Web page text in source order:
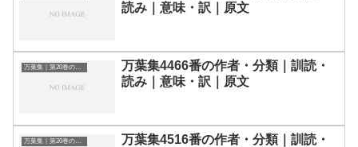
読み｜意味・訳｜原文
万葉集｜第20巻の和歌一覧
万葉集4466番の作者・分類｜訓読・
読み｜意味・訳｜原文
万葉集｜第20巻の和歌一覧
万葉集4516番の作者・分類｜訓読・